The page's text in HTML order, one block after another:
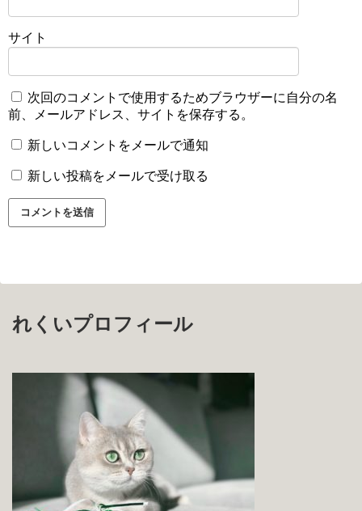
サイト
次回のコメントで使用するためブラウザーに自分の名
前、メールアドレス、サイトを保存する。
新しいコメントをメールで通知
新しい投稿をメールで受け取る
れくいプロフィール